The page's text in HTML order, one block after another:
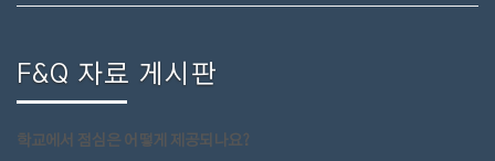
F&Q 자료 게시판
학교에서 점심은 어떻게 제공되나요?